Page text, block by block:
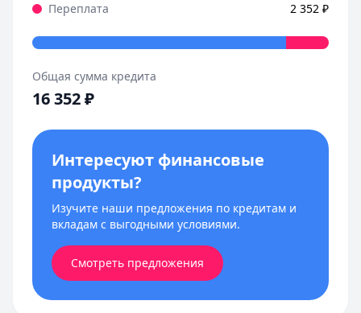
Переплата
2 352 ₽
Общая сумма кредита
16 352₽
Интересуют финансовые
продукты?
Изучите наши предложения по кредитам и
вкладам с выгодными условиями.
Смотреть предложения